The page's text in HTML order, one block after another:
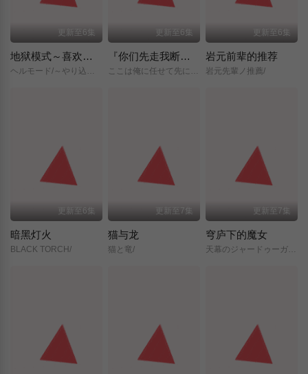
更新至6集
地狱模式～喜欢挑战特殊成就的玩家在废设定的异世界成为无双～第二季
更新至6集
『你们先走我断后』，于是10年后我成为了传说
更新至6集
岩元前辈的推荐
岩元先輩ノ推薦/
更新至6集
暗黑灯火
BLACK TORCH/
更新至7集
猫与龙
猫と竜/
更新至7集
穹庐下的魔女
天幕のジャードゥーガル/